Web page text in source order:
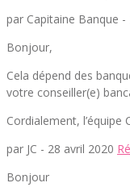
par Capitaine Banque -
Bonjour,
Cela dépend des
votre conseiller(e)
Cordialement, l’équipe
par JC - 28 avril 2020
Bonjour